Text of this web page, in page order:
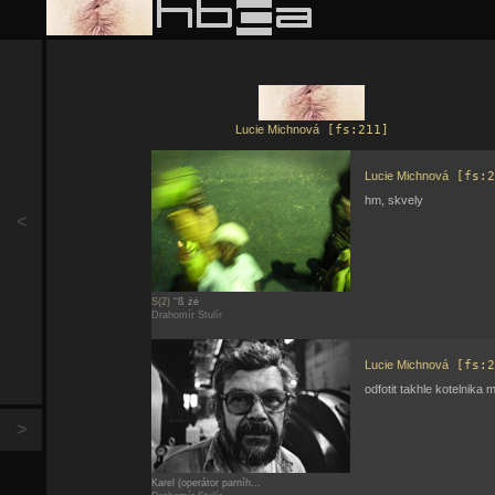
<
>
Lucie Michnová[fs:211]
S(2) ‘‘ß żė
Drahomír Stulír
Lucie Michnová
hm, skvely
Karel (operátor parníh...
Lucie Michnová
odfotit takhle kotelnika